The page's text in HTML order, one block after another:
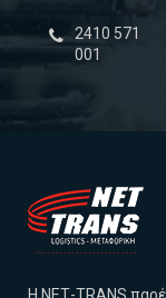
‎2410 571
001